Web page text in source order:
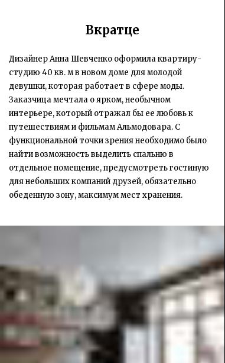
Вкратце
Дизайнер Анна Шевченко оформила квартиру-
студию 40 кв. м в новом доме для молодой
девушки, которая работает в сфере моды.
Заказчица мечтала о ярком, необычном
интерьере, который отражал бы ее любовь к
путешествиям и фильмам Альмодовара. С
функциональной точки зрения необходимо было
найти возможность выделить спальню в
отдельное помещение, предусмотреть гостиную
для небольших компаний друзей, обязательно
обеденную зону, максимум мест хранения.